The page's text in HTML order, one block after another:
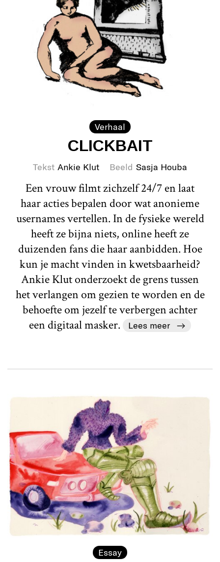
Verhaal
CLICKBAIT
Tekst Ankie Klut Beeld Sasja Houba
Een vrouw filmt zichzelf 24/7 en laat
haar acties bepalen door wat anonieme
usernames vertellen. In de fysieke wereld
heeft ze bijna niets, online heeft ze
duizenden fans die haar aanbidden. Hoe
kun je macht vinden in kwetsbaarheid?
Ankie Klut onderzoekt de grens tussen
het verlangen om gezien te worden en de
behoefte om jezelf te verbergen achter
een digitaal masker.
Lees meer
Essay